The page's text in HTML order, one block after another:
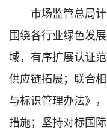
市场监管总局
围绕各行业绿色发
域，有序扩展认证
供应链拓展；联合
与标识管理办法》
措施；坚持对标国